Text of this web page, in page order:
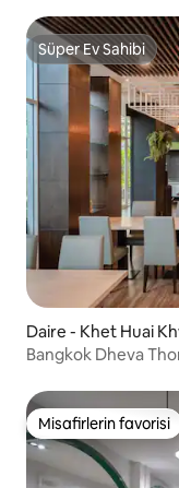
Süper Ev Sahibi
Süper Ev Sahibi
Daire - Khet Huai
Bangkok Dheva
Misafirlerin favorisi
Misafirlerin favorisi